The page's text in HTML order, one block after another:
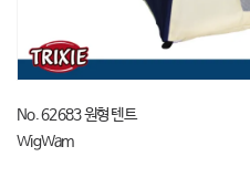
No. 62683 원형 텐트
WigWam